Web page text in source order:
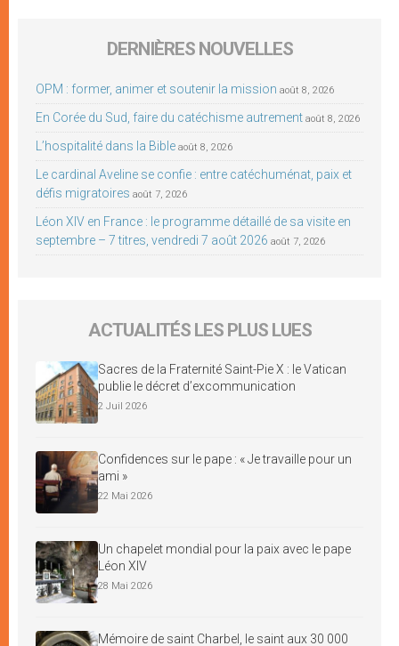
DERNIÈRES NOUVELLES
OPM : former, animer et soutenir la mission août 8, 2026
En Corée du Sud, faire du catéchisme autrement août 8, 2026
L’hospitalité dans la Bible août 8, 2026
Le cardinal Aveline se confie : entre catéchuménat, paix et
défis migratoires août 7, 2026
Léon XIV en France : le programme détaillé de sa visite en
septembre – 7 titres, vendredi 7 août 2026 août 7, 2026
ACTUALITÉS LES PLUS LUES
Sacres de la Fraternité Saint-Pie X : le Vatican
publie le décret d’excommunication
2 Juil 2026
Confidences sur le pape : « Je travaille pour un
ami »
22 Mai 2026
Un chapelet mondial pour la paix avec le pape
Léon XIV
28 Mai 2026
Mémoire de saint Charbel, le saint aux 30 000